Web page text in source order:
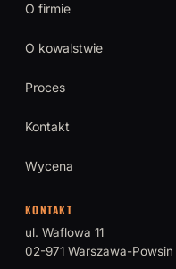
O firmie
O kowalstwie
Proces
Kontakt
Wycena
KONTAKT
ul. Waflowa 11
02-971 Warszawa-Powsin